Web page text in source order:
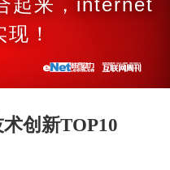
起来，internet
现！
创新TOP10